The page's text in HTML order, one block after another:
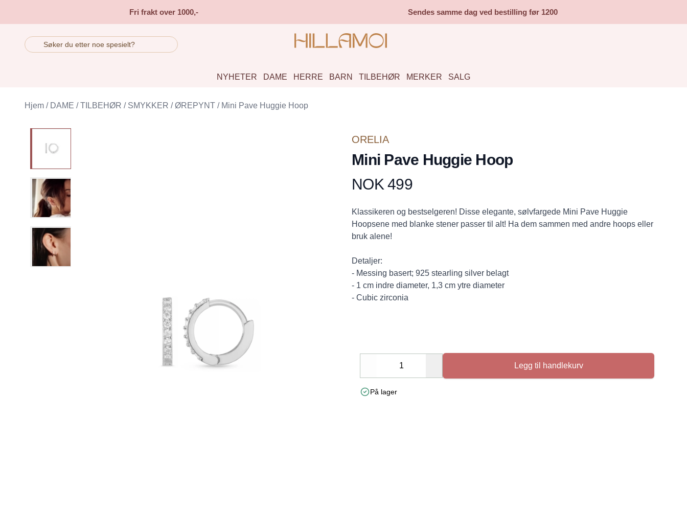
Fri frakt over 1000,- Sendes samme dag ved bestilling før 1200
NYHETER DAME HERRE BARN TILBEHØR MERKER SALG
Hjem / DAME / TILBEHØR / SMYKKER / ØREPYNT / Mini Pave Huggie Hoop
ORELIA
Mini Pave Huggie Hoop
Produktdetaljer
NOK 499
Description
Klassikeren og bestselgeren! Disse elegante, sølvfargede Mini Pave Huggie
Hoopsene med blanke stener passer til alt! Ha dem sammen med andre hoops eller
bruk alene!
Detaljer:
- Messing basert; 925 stearling silver belagt
- 1 cm indre diameter, 1,3 cm ytre diameter
- Cubic zirconia
Decrease
Legg til handlekurv
På lager